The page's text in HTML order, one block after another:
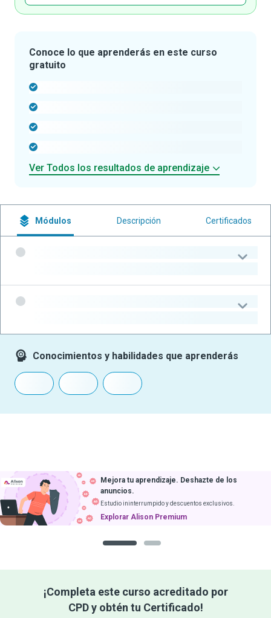
Conoce lo que aprenderás en este curso
gratuito
Ver Todos los resultados de aprendizaje
Módulos Descripción Certificados
Conocimientos y habilidades que aprenderás
Mejora tu aprendizaje. Deshazte de los
anuncios.
Estudio ininterrumpido y descuentos exclusivos.
Explorar Alison Premium
¡Completa este curso acreditado por
CPD y obtén tu Certificado!